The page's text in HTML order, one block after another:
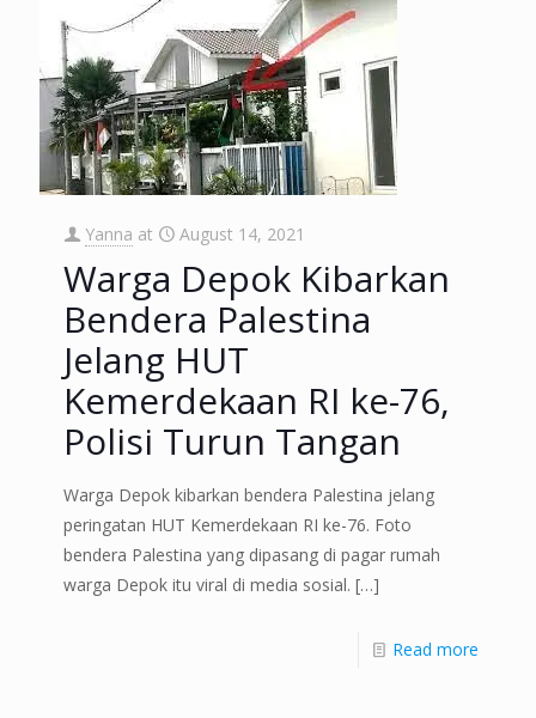
Yanna at August 14, 2021
Warga Depok Kibarkan
Bendera Palestina
Jelang HUT
Kemerdekaan RI ke-76,
Polisi Turun Tangan
Warga Depok kibarkan bendera Palestina jelang
peringatan HUT Kemerdekaan RI ke-76. Foto
bendera Palestina yang dipasang di pagar rumah
warga Depok itu viral di media sosial. […]
Read more